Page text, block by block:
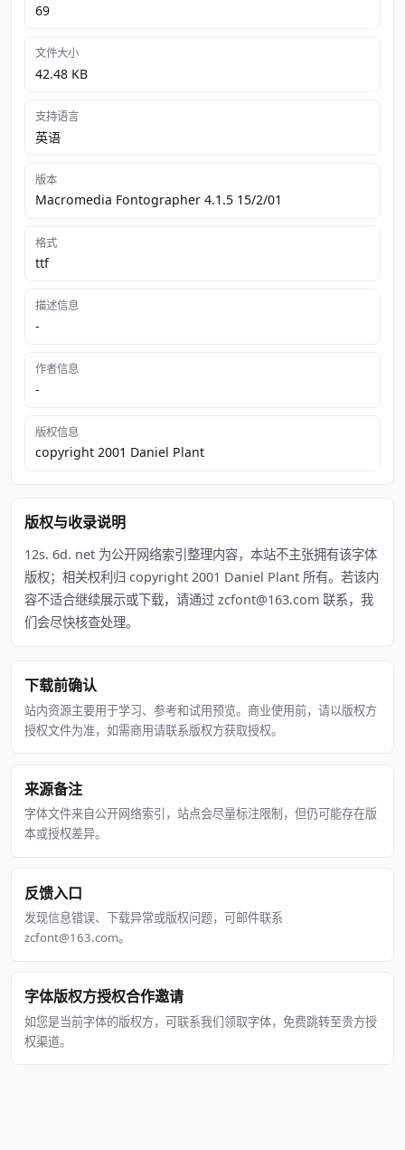
69
文件大小
42.48 KB
支持语言
英语
版本
Macromedia Fontographer 4.1.5 15/2/01
格式
ttf
描述信息
-
作者信息
-
版权信息
copyright 2001 Daniel Plant
版权与收录说明
12s. 6d. net 为公开网络索引整理内容，本站不主张拥有该字体
版权；相关权利归 copyright 2001 Daniel Plant 所有。若该内
容不适合继续展示或下载，请通过 zcfont@163.com 联系，我
们会尽快核查处理。
下载前确认
站内资源主要用于学习、参考和试用预览。商业使用前，请以版权方
授权文件为准，如需商用请联系版权方获取授权。
来源备注
字体文件来自公开网络索引，站点会尽量标注限制，但仍可能存在版
本或授权差异。
反馈入口
发现信息错误、下载异常或版权问题，可邮件联系
zcfont@163.com。
字体版权方授权合作邀请
如您是当前字体的版权方，可联系我们领取字体，免费跳转至贵方授
权渠道。